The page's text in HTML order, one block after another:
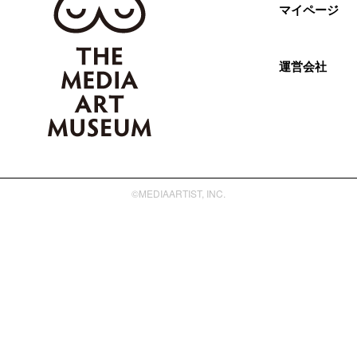
マイページ
運営会社
©MEDIAARTIST, INC.